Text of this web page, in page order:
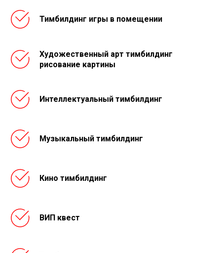
Тимбилдинг игры в помещении
Художественный арт тимбилдинг
рисование картины
Интеллектуальный тимбилдинг
Музыкальный тимбилдинг
Кино тимбилдинг
ВИП квест